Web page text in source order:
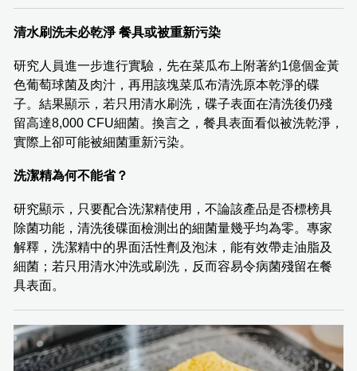
清水刷洗未必乾淨 餐具或被重新污染
研究人員進一步進行實驗，先在菜瓜布上附著約1億個金黃
色葡萄球菌及肉汁，再用該塊菜瓜布清洗原本乾淨的碟
子。結果顯示，若只用清水刷洗，碟子表面在清洗後仍殘
留高達8,000 CFU細菌。換言之，餐具表面看似被洗乾淨，
實際上卻可能被細菌重新污染。
洗潔精為何不能省？
研究顯示，只要配合洗潔精使用，不論該產品是否標榜具
除菌功能，清洗後碟面檢測出的細菌量幾乎均為零。專家
解釋，洗潔精中的界面活性劑及泡沫，能有效帶走油脂及
細菌；若只用清水沖洗或刷洗，反而容易令病菌殘留在餐
具表面。